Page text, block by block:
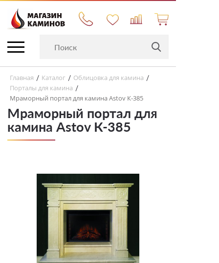
Главная / Каталог / Облицовка для камина /
Порталы для камина /
Мраморный портал для камина Astov К-385
Мраморный портал для
камина Astov К-385